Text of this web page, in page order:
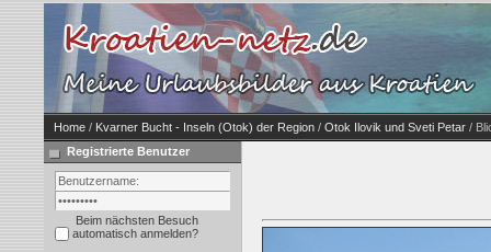
Home / Kvarner Bucht - Inseln (Otok) der Region / Otok Ilovik und Sveti Petar /
Registrierte Benutzer
Beim nächsten Besuch
automatisch anmelden?